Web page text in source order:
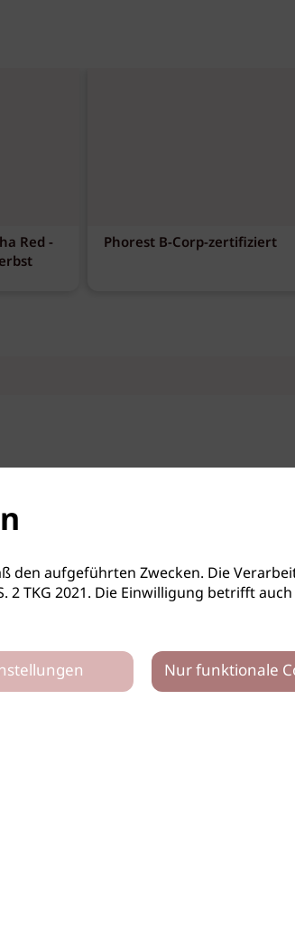
Red -
Phorest B-Corp-zertifiziert
den aufgeführten Zwecken. Die
2 TKG 2021. Die Einwilligung betrifft
Nur funktionale